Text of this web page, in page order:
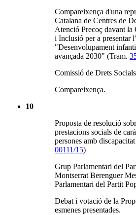
Compareixença d'una
Catalana de Centres de
Atenció Precoç davant la
i Inclusió per a presentar
"Desenvolupament
avançada 2030" (Tram.
Comissió de Drets
Compareixença.
10
Proposta de resolució
prestacions socials de
persones amb
00111/15)
Grup Parlamentari del
Montserrat Berenguer
Parlamentari del Partit
Debat i votació de la
esmenes presentades.